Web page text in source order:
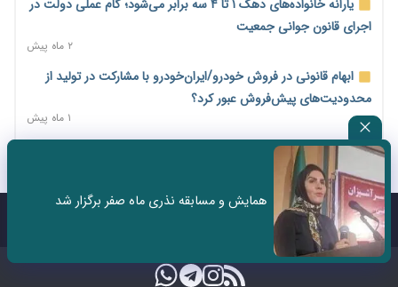
صادراتی ابلاغ شد
۲ روز پیش
مرحله سیزدهم کالابرگ در سایه تورم؛ قدرت خرید یارانه یک‌میلیونی
بیش از پیش آب رفت
۲ روز پیش
۱۴ مرداد؛ اولین «روز ملی کارفرما» در تقویم رسمی ایران/«روز ملی
کارفرما» چگونه به تقویم رسمی کشور رسید؟
سکه در یک قدمی ۱۸۵ میلیون تومان
تشکل‌ها در مسیر ارتقای تاب‌آوری اعضا برنامه‌ریزی کنند
یارانه خانواده‌های دهک ۱ تا ۴ سه برابر می‌شود؛ گام عملی دولت در
اجرای قانون جوانی جمعیت
۲ ماه پیش
ابهام قانونی در فروش خودرو/ایران‌خودرو با مشارکت در تولید از
محدودیت‌های پیش‌فروش عبور کرد؟
۱ ماه پیش
ثبت نادرست عنوان شغلی، کارگر و کارفرما را با جریمه و شکایت
روبه‌رو می‌کند
سه نماد جدید اخزا در فرابورس پذیرش شد
همایش و مسابقه نذری ماه صفر برگزار شد